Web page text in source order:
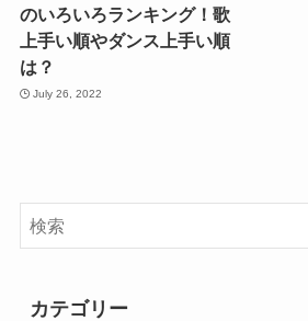
のいろいろランキング！歌
上手い順やダンス上手い順
は？
July 26, 2022
カテゴリー